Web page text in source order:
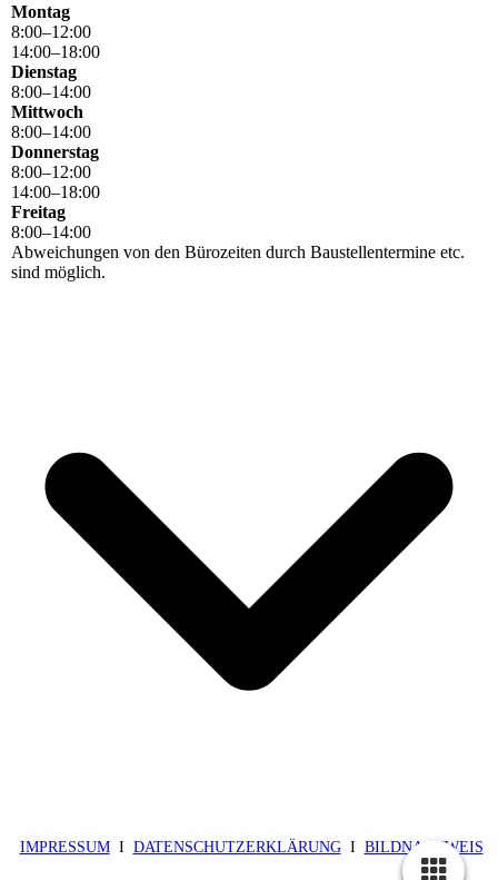
Montag
8:00–12:00
14:00–18:00
Dienstag
8:00–14:00
Mittwoch
8:00–14:00
Donnerstag
8:00–12:00
14:00–18:00
Freitag
8:00–14:00
Abweichungen von den Bürozeiten durch Baustellentermine etc.
sind möglich.
IMPRESSUMI DATENSCHUTZERKLÄRUNGI BILDNACHWEIS